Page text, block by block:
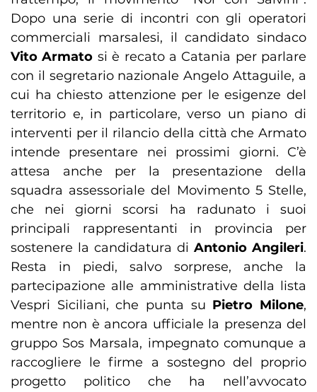
Dopo una serie di incontri con gli operatori
commerciali marsalesi, il candidato sindaco
Vito Armato si è recato a Catania per parlare
con il segretario nazionale Angelo Attaguile, a
cui ha chiesto attenzione per le esigenze del
territorio e, in particolare, verso un piano di
interventi per il rilancio della città che Armato
intende presentare nei prossimi giorni. C’è
attesa anche per la presentazione della
squadra assessoriale del Movimento 5 Stelle,
che nei giorni scorsi ha radunato i suoi
principali rappresentanti in provincia per
sostenere la candidatura di Antonio Angileri.
Resta in piedi, salvo sorprese, anche la
partecipazione alle amministrative della lista
Vespri Siciliani, che punta su Pietro Milone,
mentre non è ancora ufficiale la presenza del
gruppo Sos Marsala, impegnato comunque a
raccogliere le firme a sostegno del proprio
progetto politico che ha nell’avvocato